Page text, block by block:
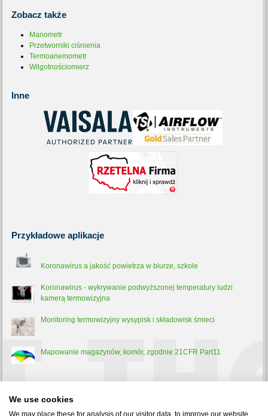
Zobacz także
Manometr
Przetworniki ciśnienia
Termoanemometr
Wilgotnościomierz
Inne
Przykładowe aplikacje
Koronawirus a jakość powietrza w biurze, szkole
Koronawirus - wykrywanie podwyższonej temperatury ludzi
kamerą termowizyjna
Monitoring termowizyjny wysypisk i składowisk śmieci
Mapowanie magazynów, komór, zgodnie 21CFR Part11
Pirometr - co to jest, jak działa i do czego służy?
We use cookies
We may place these for analysis of our visitor data, to improve our website,